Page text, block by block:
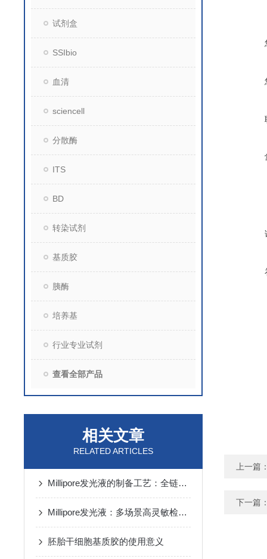
试剂盒
SSIbio
血清
sciencell
分散酶
ITS
BD
转染试剂
基质胶
胰酶
培养基
行业专业试剂
查看全部产品
相关文章
RELATED ARTICLES
Millipore发光液的制备工艺：全链路质控保障检测性能稳定
Millipore发光液：多场景高灵敏检测的核心试剂支撑
胚胎干细胞基质胶的使用意义
上一篇
下一篇